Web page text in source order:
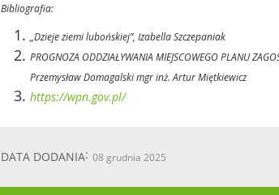
Bibliografia:
„Dzieje ziemi lubońskiej”, Izabella Szczepaniak
PROGNOZA ODDZIAŁYWANIA MIEJSCOWEGO PLANU
Przemysław Domagalski mgr inż. Artur Miętkiewicz
https://wpn.gov.pl/
DATA DODANIA 08 grudnia 2025